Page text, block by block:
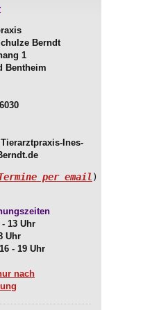
Berndt
1
Bentheim
Ines-
per email
- 13 Uhr
Uhr
- 19 Uhr
nach